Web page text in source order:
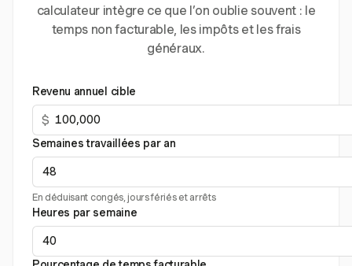
calculateur intègre ce que l’on oublie souvent : le
temps non facturable, les impôts et les frais
généraux.
Revenu annuel cible
$
Semaines travaillées par an
En déduisant congés, jours fériés et arrêts
Heures par semaine